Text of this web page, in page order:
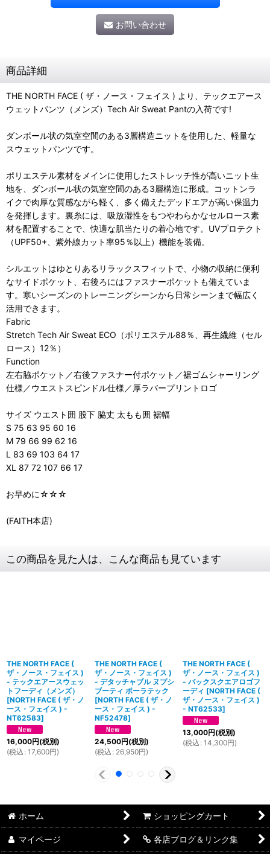
お問い合わせ
商品詳細
THE NORTH FACE ( ザ・ノース・フェイス ) より、テックエアース
ウェットパンツ（メンズ）Tech Air Sweat Pantの入荷です!
ダンボール状の気室空間のある3層構造ニットを使用した、軽量な
スウェットパンツです。
ポリエステル素材をメインに使用したストレッチ性が高いニット生
地を、ダンボール状の気室空間のある3層構造に形成。コットンラ
イクで肉厚な質感ながら軽く、多く備えたデッドエアが高い保温力
を発揮します。裏糸には、吸放湿性をもつやわらかなセルロース素
材を配置することで、快適な肌当たりの着心地です。UVプロテクト
（UPF50+、紫外線カット率95％以上）機能を装備。
シルエットはゆとりあるリラックスフィットで、小物の収納に便利
なサイドポケット、右後ろにはファスナーポケットも備えていま
す。寒いシーズンのトレーニングシーンから日常シーンまで幅広く
活用できます。
Fabric
Stretch Tech Air Sweat ECO（ポリエステル88％、再生繊維（セル
ロース）12％）
Function
左右脇ポケット／右後ファスナー付ポケット／裾ゴムシャーリング
仕様／ウエストスピンドル仕様／厚ラバープリントロゴ
サイズ ウエスト囲 股下 脇丈 太もも囲 裾幅
S 75 63 95 60 16
M 79 66 99 62 16
L 83 69 103 64 17
XL 87 72 107 66 17
お早めに☆☆☆
(FAITH本店)
この商品を見た人は、こんな商品も見ています
THE NORTH FACE (
ザ・ノース・フェイス )
- テックエアースウェッ
トフーディ（メンズ）
[NORTH FACE ( ザ・ノ
ース・フェイス ) -
NT62583]
16,000円(税別)
(税込 : 17,600円)
THE NORTH FACE (
ザ・ノース・フェイス )
- デタッチャブル ヌプシ
ブーティ ポーラテック
[NORTH FACE ( ザ・ノ
ース・フェイス ) -
NF52478]
24,500円(税別)
(税込 : 26,950円)
THE NORTH FACE (
ザ・ノース・フェイス )
- バックスクエアロゴフ
ーディ [NORTH FACE (
ザ・ノース・フェイス )
- NT62533]
13,000円(税別)
(税込 : 14,300円)
ホーム ショッピングカート
マイページ 各店ブログ＆リンク集